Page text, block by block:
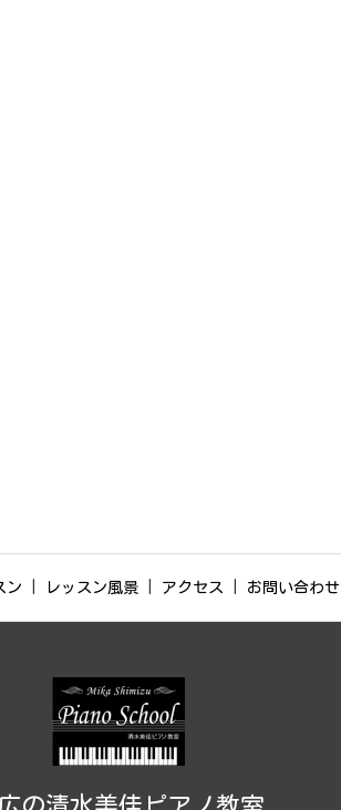
ン レッスン風景 アクセス お問い合わせ
の清水美佳ピアノ教室